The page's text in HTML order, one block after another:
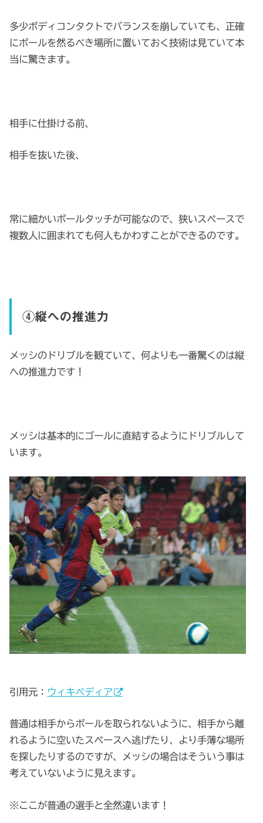
多少ボディコンタクトでバランスを崩していても、正確
にボールを然るべき場所に置いておく技術は見ていて本
当に驚きます。
相手に仕掛ける前、
相手を抜いた後、
常に細かいボールタッチが可能なので、狭いスペースで
複数人に囲まれても何人もかわすことができるのです。
④縦への推進力
メッシのドリブルを観ていて、何よりも一番驚くのは縦
への推進力です！
メッシは基本的にゴールに直結するようにドリブルして
います。
引用元： ウィキペディア
普通は相手からボールを取られないように、相手から離
れるように空いたスペースへ逃げたり、より手薄な場所
を探したりするのですが、メッシの場合はそういう事は
考えていないように見えます。
※ここが普通の選手と全然違います！